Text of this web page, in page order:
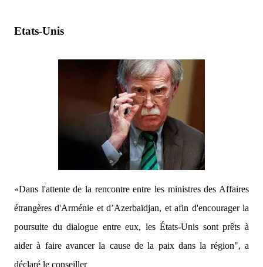
Etats-Unis
«Dans l'attente de la rencontre entre les ministres des Affaires
étrangères d'Arménie et d’Azerbaïdjan, et afin d'encourager la
poursuite du dialogue entre eux, les États-Unis sont prêts à
aider à faire avancer la cause de la paix dans la région", a
déclaré le conseiller